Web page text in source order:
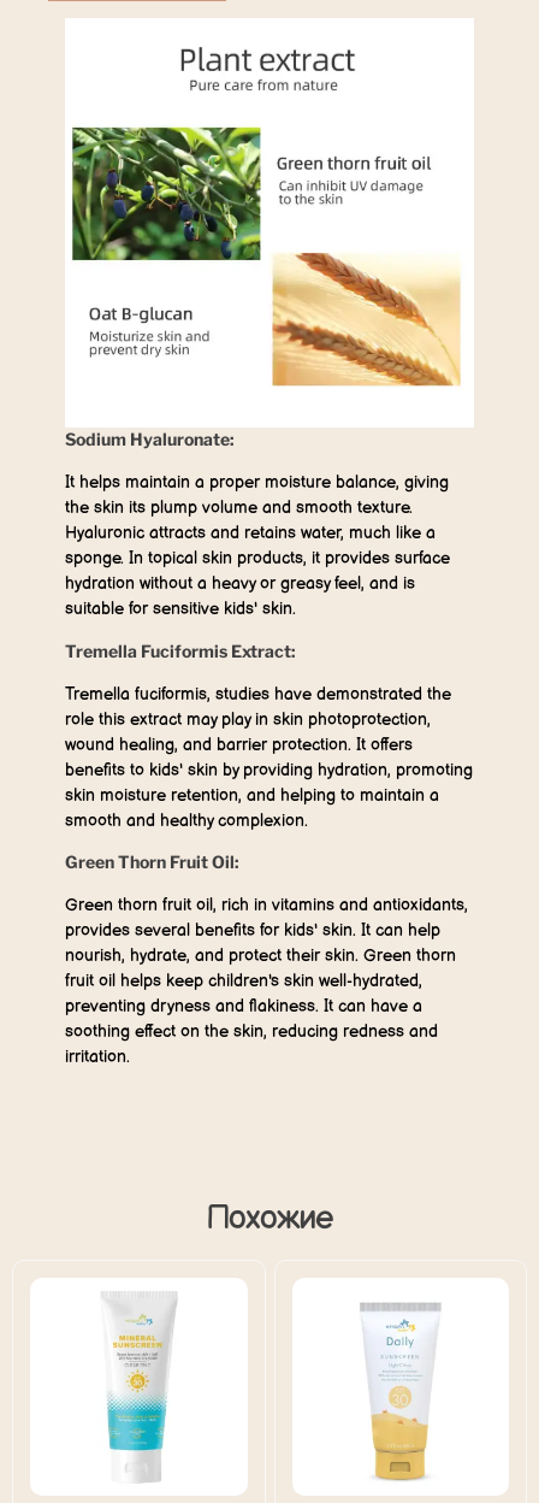
Sodium Hyaluronate:
It helps maintain a proper moisture balance, giving
the skin its plump volume and smooth texture.
Hyaluronic attracts and retains water, much like a
sponge. In topical skin products, it provides surface
hydration without a heavy or greasy feel, and is
suitable for sensitive kids' skin.
Tremella Fuciformis Extract:
Tremella fuciformis, studies have demonstrated the
role this extract may play in skin photoprotection,
wound healing, and barrier protection. It offers
benefits to kids' skin by providing hydration, promoting
skin moisture retention, and helping to maintain a
smooth and healthy complexion.
Green Thorn Fruit Oil:
Green thorn fruit oil, rich in vitamins and antioxidants,
provides several benefits for kids' skin. It can help
nourish, hydrate, and protect their skin. Green thorn
fruit oil helps keep children's skin well-hydrated,
preventing dryness and flakiness. It can have a
soothing effect on the skin, reducing redness and
irritation.
Похожие